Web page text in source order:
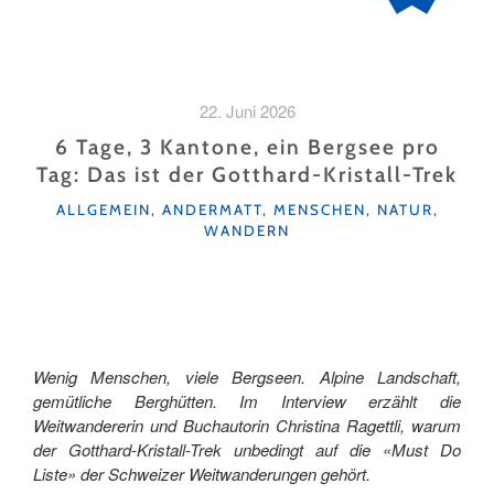
22. Juni 2026
6 Tage, 3 Kantone, ein Bergsee pro
Tag: Das ist der Gotthard-Kristall-Trek
KATEGORIEN
ALLGEMEIN, ANDERMATT, MENSCHEN, NATUR,
WANDERN
Wenig Menschen, viele Bergseen. Alpine Landschaft,
gemütliche Berghütten. Im Interview erzählt die
Weitwandererin und Buchautorin Christina Ragettli, warum
der Gotthard-Kristall-Trek unbedingt auf die «Must Do
Liste» der Schweizer Weitwanderungen gehört.